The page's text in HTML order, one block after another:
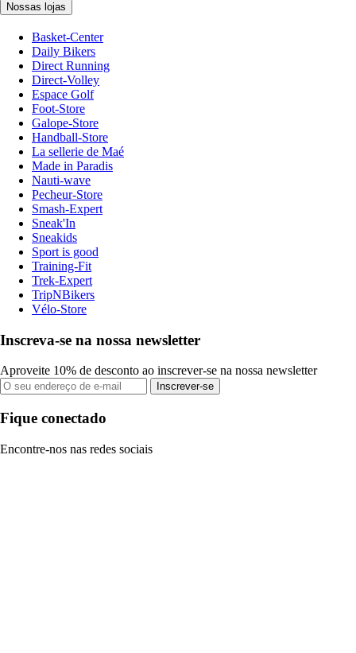
Nossas lojas
Basket-Center
Daily Bikers
Direct Running
Direct-Volley
Espace Golf
Foot-Store
Galope-Store
Handball-Store
La sellerie de Maé
Made in Paradis
Nauti-wave
Pecheur-Store
Smash-Expert
Sneak'In
Sneakids
Sport is good
Training-Fit
Trek-Expert
TripNBikers
Vélo-Store
Inscreva-se na nossa newsletter
Aproveite 10% de desconto ao inscrever-se na nossa newsletter
Inscrever-se
Fique conectado
Encontre-nos nas redes sociais